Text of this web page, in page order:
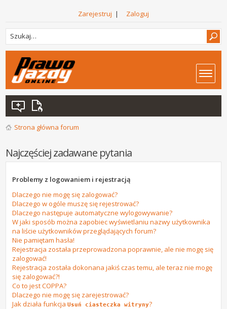
Zarejestruj | Zaloguj
Strona główna forum
Najczęściej zadawane pytania
Problemy z logowaniem i rejestracją
Dlaczego nie mogę się zalogować?
Dlaczego w ogóle muszę się rejestrować?
Dlaczego następuje automatyczne wylogowywanie?
W jaki sposób można zapobiec wyświetlaniu nazwy użytkownika
na liście użytkowników przeglądających forum?
Nie pamiętam hasła!
Rejestracja została przeprowadzona poprawnie, ale nie mogę się
zalogować!
Rejestracja została dokonana jakiś czas temu, ale teraz nie mogę
się zalogować?!
Co to jest COPPA?
Dlaczego nie mogę się zarejestrować?
Jak działa funkcjaUsuń ciasteczka witryny?